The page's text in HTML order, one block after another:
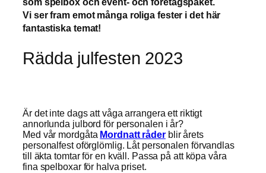
Vi ser fram emot många roliga fester i det här
fantastiska temat!
Rädda julfesten 2023
Är det inte dags att våga arrangera ett riktigt
annorlunda julbord för personalen i år?
Med vår mordgåta Mordnatt råderblir årets
personalfest oförglömlig. Låt personalen förvandlas
till äkta tomtar för en kväll. Passa på att köpa våra
fina spelboxar för halva priset.